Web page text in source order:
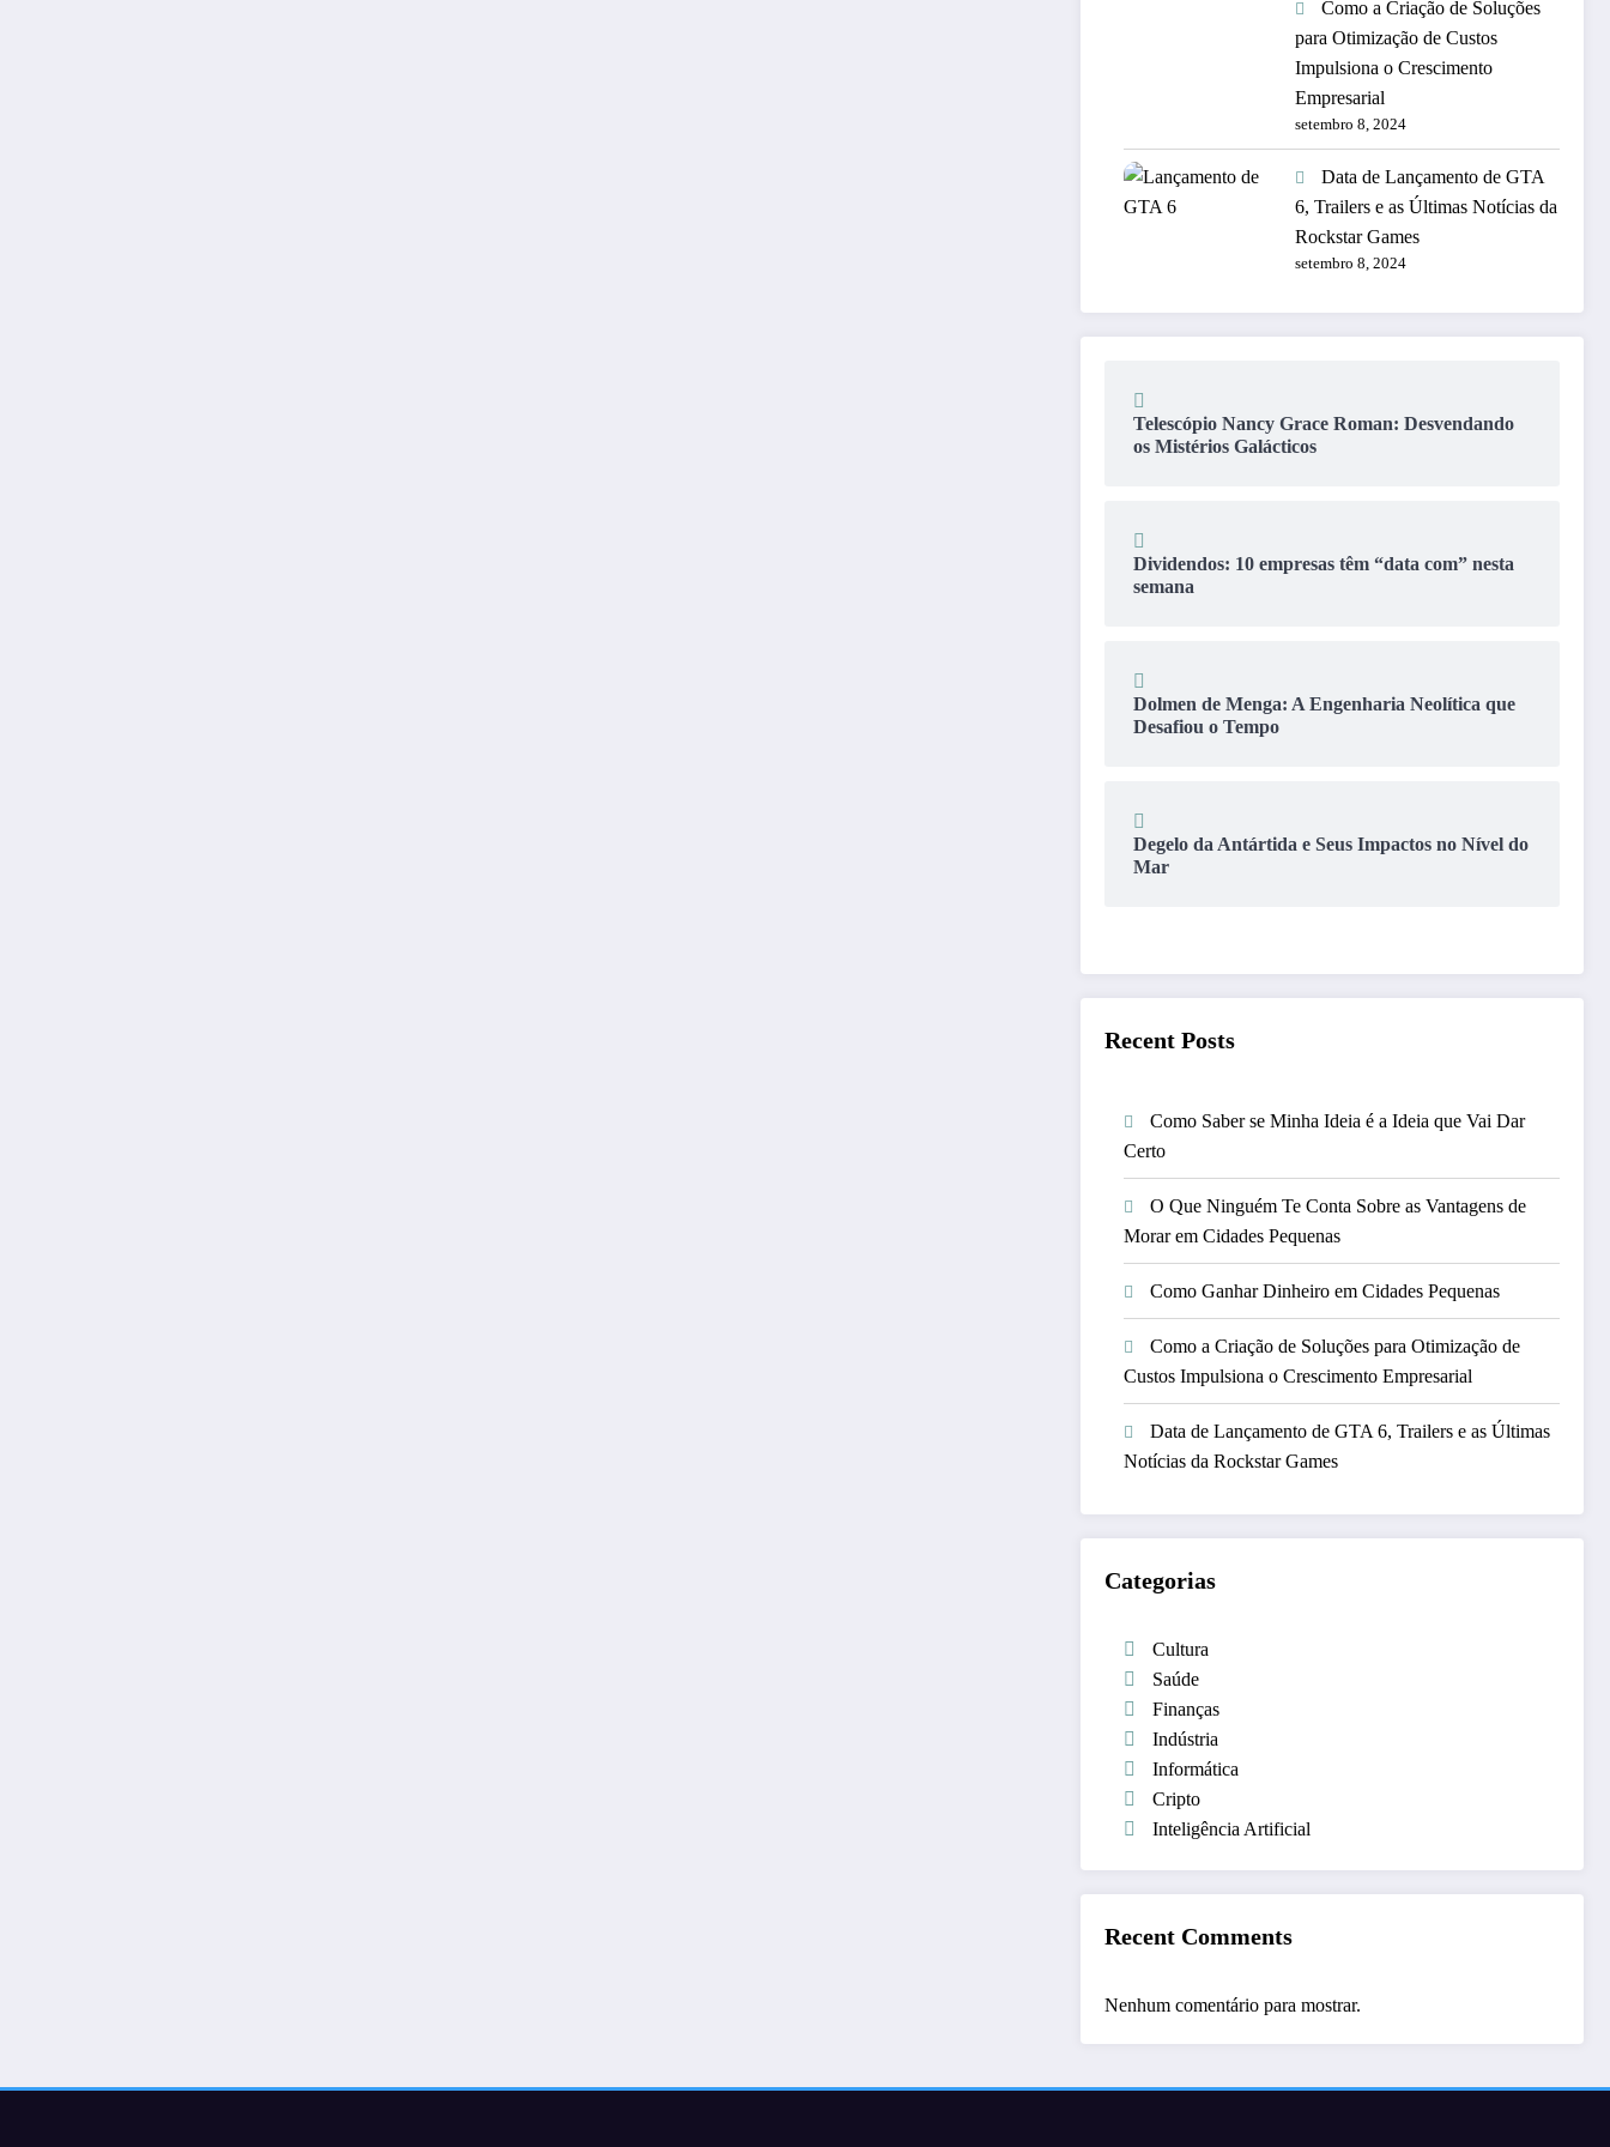
Como a Criação de Soluções
para Otimização de Custos
Impulsiona o Crescimento
Empresarial
setembro 8, 2024
Data de Lançamento de GTA
6, Trailers e as Últimas Notícias da
Rockstar Games
setembro 8, 2024
Telescópio Nancy Grace Roman: Desvendando
os Mistérios Galácticos
Dividendos: 10 empresas têm “data com” nesta
semana
Dolmen de Menga: A Engenharia Neolítica que
Desafiou o Tempo
Degelo da Antártida e Seus Impactos no Nível do
Mar
Recent Posts
Como Saber se Minha Ideia é a Ideia que Vai Dar
Certo
O Que Ninguém Te Conta Sobre as Vantagens de
Morar em Cidades Pequenas
Como Ganhar Dinheiro em Cidades Pequenas
Como a Criação de Soluções para Otimização de
Custos Impulsiona o Crescimento Empresarial
Data de Lançamento de GTA 6, Trailers e as Últimas
Notícias da Rockstar Games
Categorias
Cultura
Saúde
Finanças
Indústria
Informática
Cripto
Inteligência Artificial
Recent Comments
Nenhum comentário para mostrar.